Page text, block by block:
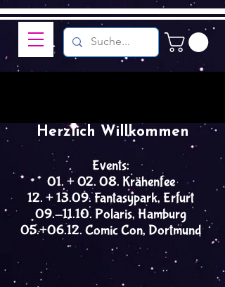
Events:
01. + 02. 08. Krähenfee
12. + 13.09. Fantasypark, Erfurt
09.-11.10. Polaris, Hamburg
05.+06.12. Comic Con, Dortmund
Herzlich Willkommen